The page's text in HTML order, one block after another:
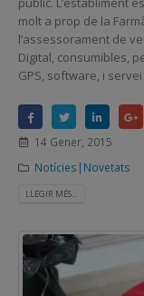
molt a prop de la
l’assessorament de
Digital, consumibles,
GPS, software, i
14 Gener, 2015
Notícies|Novetats
LLEGIR MÉS...